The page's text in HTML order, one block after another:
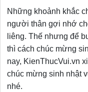
Những khoảnh khắc
người thân gợi nhớ
liêng. Thế nhưng để
thì cách chúc mừng
nay, KienThucVui.vn
chúc mừng sinh nhật
nhé.